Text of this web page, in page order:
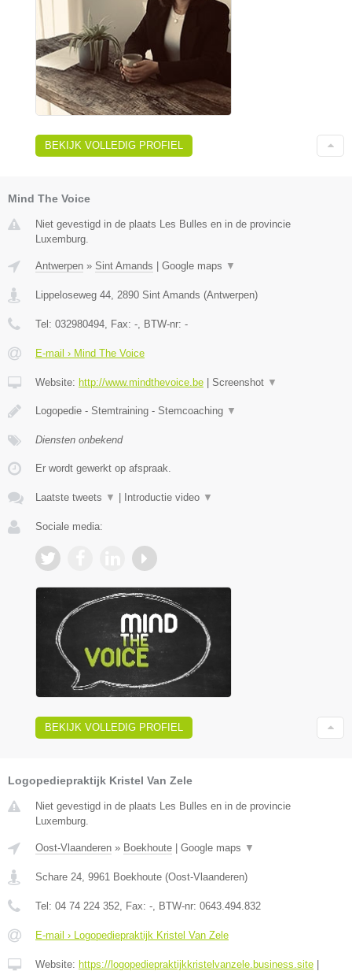
BEKIJK VOLLEDIG PROFIEL
Mind The Voice
Niet gevestigd in de plaats Les Bulles en in de provincie
Luxemburg.
Antwerpen » Sint Amands Google maps ▼
Lippeloseweg 44 2890 Sint Amands (Antwerpen)
Tel: 032980494 , Fax: - , BTW-nr: -
E-mail › Mind The Voice
Website: http://www.mindthevoice.be Screenshot ▼
Logopedie - Stemtraining - Stemcoaching ▼
Diensten onbekend
Er wordt gewerkt op afspraak.
Laatste tweets ▼ Introductie video ▼
Sociale media:
BEKIJK VOLLEDIG PROFIEL
Logopediepraktijk Kristel Van Zele
Niet gevestigd in de plaats Les Bulles en in de provincie
Luxemburg.
Oost-Vlaanderen » Boekhoute | Google maps ▼
Schare 24 9961 Boekhoute (Oost-Vlaanderen)
Tel: 04 74 224 352 , Fax: - , BTW-nr: 0643.494.832
E-mail › Logopediepraktijk Kristel Van Zele
Website: https://logopediepraktijkkristelvanzele.business.site |